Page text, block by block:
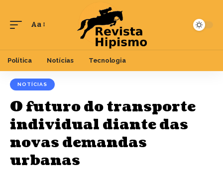
Aa
Política Notícias Tecnologia
NOTÍCIAS
O futuro do transporte
individual diante das
novas demandas
urbanas